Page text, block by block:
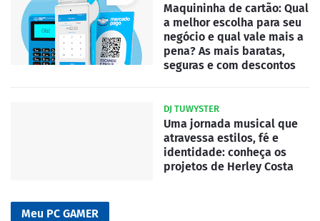
Maquininha de cartão: Qual
a melhor escolha para seu
negócio e qual vale mais a
pena? As mais baratas,
seguras e com descontos
DJ TUWYSTER
Uma jornada musical que
atravessa estilos, fé e
identidade: conheça os
projetos de Herley Costa
Meu PC GAMER